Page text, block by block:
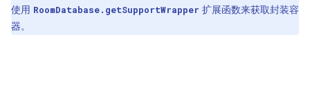
使用 RoomDatabase.getSupportWrapper 扩展函数来获取封装容
器。